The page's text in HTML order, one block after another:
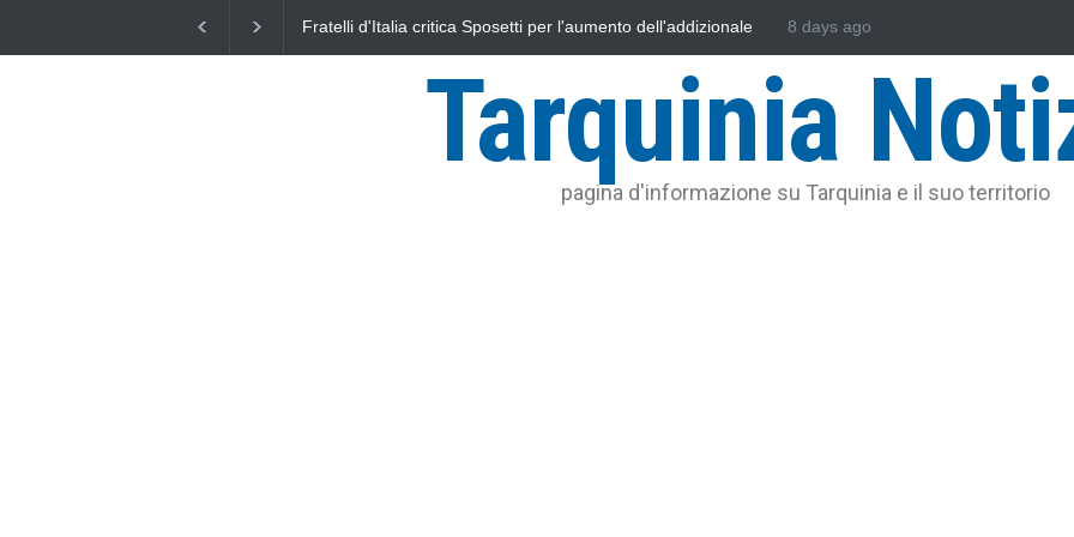
L'Università della Tuscia e l'Assonautica Provinciale di Viterbo
Vincenzo Ferri, un Eroe tarquiniese
8 days ago
Tarquinia
pagina d'informazione su Tarquinia e il suo territorio